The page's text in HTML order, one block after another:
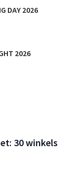
DAY 2026
2026
30 winkels